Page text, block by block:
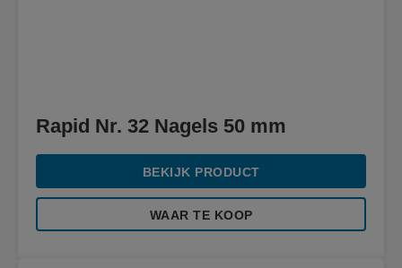
Rapid Nr. 32 Nagels 50 mm
BEKIJK PRODUCT
WAAR TE KOOP